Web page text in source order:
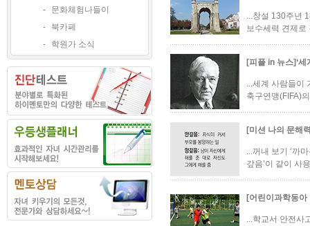
-
문화체험나들이
-
북카페
-
학원가 소식
...창설 130주년
보수세력 견제
[피플 in 뉴스]‘
...세계 사람들이
축구연맹(FIFA)
[미션 나의 문해
...꺼내 보기 ‘까
갚음’이 같이 사
[어린이과학동
...학교서 안전사